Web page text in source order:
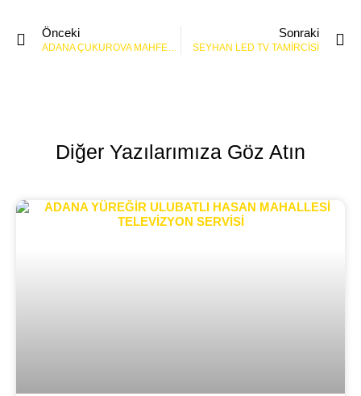
Önceki
ADANA ÇUKUROVA MAHFESIĞMAZ MAHALLESI TELEVIZYON SERVISI
Sonraki
SEYHAN LED TV TAMIRCISI
Diğer Yazılarımıza Göz Atın